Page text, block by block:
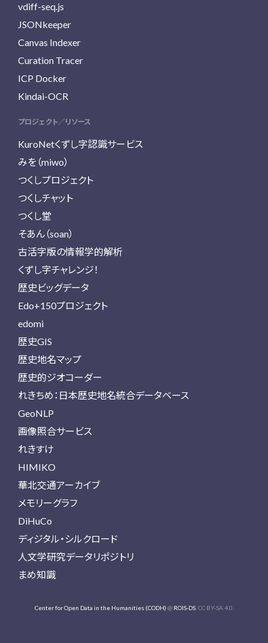
vdiff-seq.js
JSONkeeper
Canvas Indexer
Curation Tracer
ICP Docker
Kindai-OCR
プロジェクト／リソース
KuroNetくずし字認識サービス
みを（miwo）
つくしプロジェクト
つくしチャット
つくし堂
そあん（soan）
古活字版の情報学的解析
くずし字チャレンジ！
歴史ビッグデータ
Edo+150プロジェクト
edomi
歴史GIS
歴史地名マップ
歴史的ジオコーダー
れきちめ：日本歴史地名統合データベース
GeoNLP
画像照合サービス
れきすけ
HIMIKO
華北交通アーカイブ
メモリーグラフ
DiHuCo
ディジタル・シルクロード
人文学研究データリポジトリ
まめ知識
Center for Open Data in the Humanities (CODH) @ ROIS-DS. CC BY-SA 4.0.